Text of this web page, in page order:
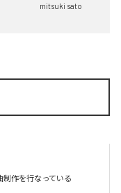
mitsuki sato
作を行なっている